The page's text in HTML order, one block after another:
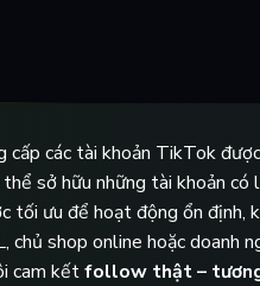
cấp các tài khoản TikTok
sở hữu những tài khoản
ưu để hoạt động ổn định,
shop online hoặc doanh
cam kếtfollow thật –